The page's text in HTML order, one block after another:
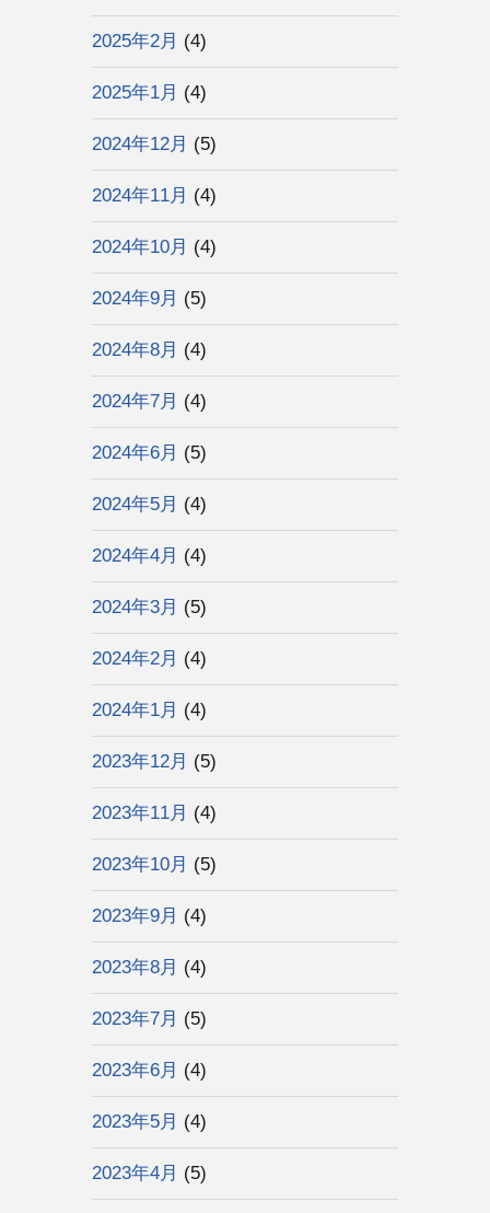
2025年2月 (4)
2025年1月 (4)
2024年12月 (5)
2024年11月 (4)
2024年10月 (4)
2024年9月 (5)
2024年8月 (4)
2024年7月 (4)
2024年6月 (5)
2024年5月 (4)
2024年4月 (4)
2024年3月 (5)
2024年2月 (4)
2024年1月 (4)
2023年12月 (5)
2023年11月 (4)
2023年10月 (5)
2023年9月 (4)
2023年8月 (4)
2023年7月 (5)
2023年6月 (4)
2023年5月 (4)
2023年4月 (5)